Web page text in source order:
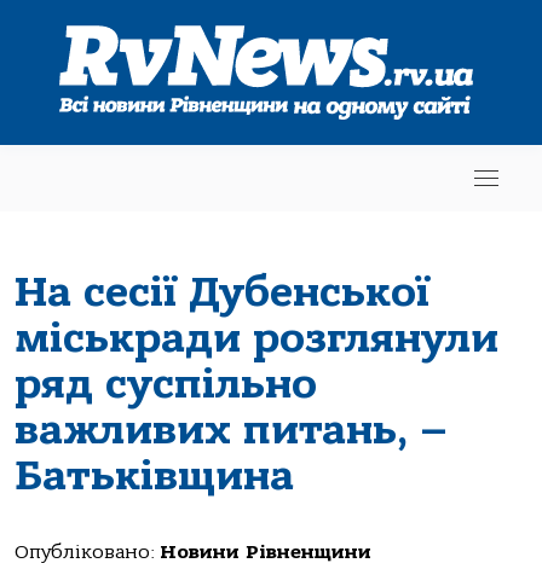
На сесії Дубенської
міськради розглянули
ряд суспільно
важливих питань, –
Батьківщина
Опубліковано: Новини Рівненщини